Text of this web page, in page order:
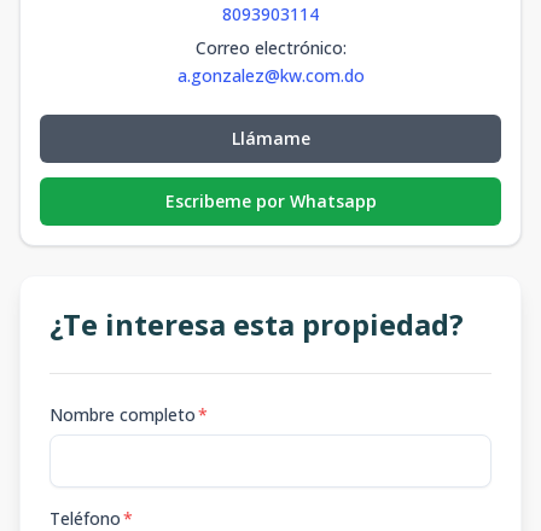
8093903114
Correo electrónico:
a.gonzalez@kw.com.do
Llámame
Escribeme por Whatsapp
¿Te interesa esta propiedad?
Nombre completo*
Teléfono*